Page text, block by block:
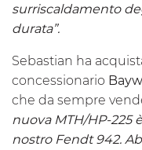
surriscaldamento
durata”.
Sebastian ha
concessionario
che da sempre
nuova MTH/HP-225
nostro Fendt 942.